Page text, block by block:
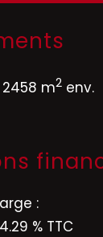
2458 m2 env.
:
% TTC